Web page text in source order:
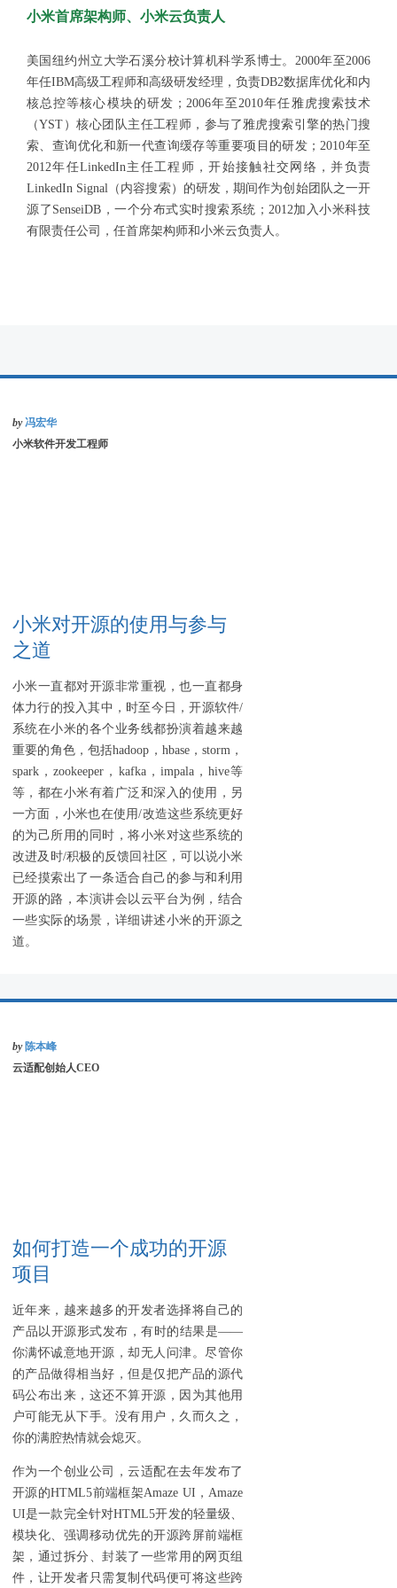
小米首席架构师、小米云负责人
美国纽约州立大学石溪分校计算机科学系博士。2000年至2006
年任IBM高级工程师和高级研发经理，负责DB2数据库优化和内
核总控等核心模块的研发；2006年至2010年任雅虎搜索技术
（YST）核心团队主任工程师，参与了雅虎搜索引擎的热门搜
索、查询优化和新一代查询缓存等重要项目的研发；2010年至
2012年任LinkedIn主任工程师，开始接触社交网络，并负责
LinkedIn Signal（内容搜索）的研发，期间作为创始团队之一开
源了SenseiDB，一个分布式实时搜索系统；2012加入小米科技
有限责任公司，任首席架构师和小米云负责人。
by 冯宏华
小米软件开发工程师
小米对开源的使用与参与
之道
小米一直都对开源非常重视，也一直都身
体力行的投入其中，时至今日，开源软件/
系统在小米的各个业务线都扮演着越来越
重要的角色，包括hadoop，hbase，storm，
spark，zookeeper，kafka，impala，hive等
等，都在小米有着广泛和深入的使用，另
一方面，小米也在使用/改造这些系统更好
的为己所用的同时，将小米对这些系统的
改进及时/积极的反馈回社区，可以说小米
已经摸索出了一条适合自己的参与和利用
开源的路，本演讲会以云平台为例，结合
一些实际的场景，详细讲述小米的开源之
道。
by 陈本峰
云适配创始人CEO
如何打造一个成功的开源
项目
近年来，越来越多的开发者选择将自己的
产品以开源形式发布，有时的结果是——
你满怀诚意地开源，却无人问津。尽管你
的产品做得相当好，但是仅把产品的源代
码公布出来，这还不算开源，因为其他用
户可能无从下手。没有用户，久而久之，
你的满腔热情就会熄灭。
作为一个创业公司，云适配在去年发布了
开源的HTML5前端框架Amaze UI，Amaze
UI是一款完全针对HTML5开发的轻量级、
模块化、强调移动优先的开源跨屏前端框
架，通过拆分、封装了一些常用的网页组
件，让开发者只需复制代码便可将这些跨